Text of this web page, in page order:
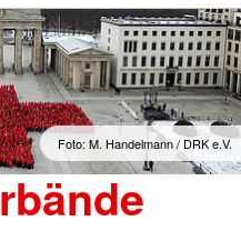
Foto: M. Handelmann / DRK e.V.